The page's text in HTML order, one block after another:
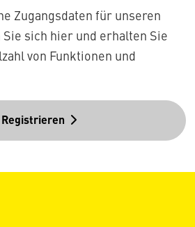
Zugangsdaten für unseren
sich hier und erhalten Sie
von Funktionen und
Registrieren